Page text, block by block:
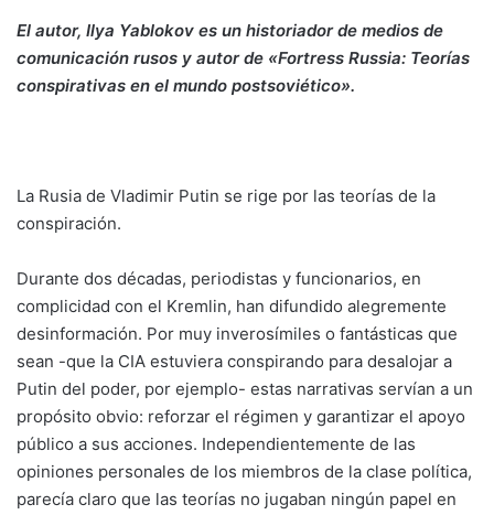
El autor, Ilya Yablokov es un historiador de medios de
comunicación rusos y autor de «Fortress Russia: Teorías
conspirativas en el mundo postsoviético».
La Rusia de Vladimir Putin se rige por las teorías de la
conspiración.
Durante dos décadas, periodistas y funcionarios, en
complicidad con el Kremlin, han difundido alegremente
desinformación. Por muy inverosímiles o fantásticas que
sean -que la CIA estuviera conspirando para desalojar a
Putin del poder, por ejemplo- estas narrativas servían a un
propósito obvio: reforzar el régimen y garantizar el apoyo
público a sus acciones. Independientemente de las
opiniones personales de los miembros de la clase política,
parecía claro que las teorías no jugaban ningún papel en